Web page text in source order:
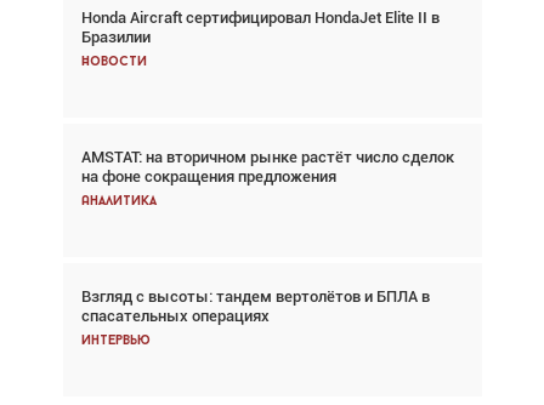
Honda Aircraft сертифицировал HondaJet Elite II в
Бразилии
Новости
AMSTAT: на вторичном рынке растёт число сделок
на фоне сокращения предложения
Аналитика
Взгляд с высоты: тандем вертолётов и БПЛА в
спасательных операциях
Интервью
Авиационный фотограф Дэйв Кох: «Фотография
говорит сама за себя... а ИИ всё портит»
Новости
Проблемы с цепочками поставок сохраняются
Аналитика
Частный самолёт – это актив. Подходите к
покупке соответствующим образом
Интервью